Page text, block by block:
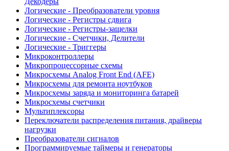
Логические - Преобразователи уровня
Логические - Регистры сдвига
Логические - Регистры-защелки
Логические - Счетчики, Делители
Логические - Триггеры
Микроконтроллеры
Микропроцессорные схемы
Микросхемы Analog Front End (AFE)
Микросхемы для ремонта ноутбуков
Микросхемы заряда и мониторинга батарей
Микросхемы счетчики
Мультиплексоры
Переключатели распределения питания, драйверы
нагрузки
Преобразователи сигналов
Программируемые таймеры и генераторы